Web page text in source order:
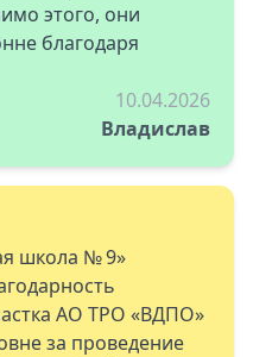
этого, они
благодаря
10.04.2026
Владислав
школа № 9»
АО ТРО «ВДПО»
за проведение